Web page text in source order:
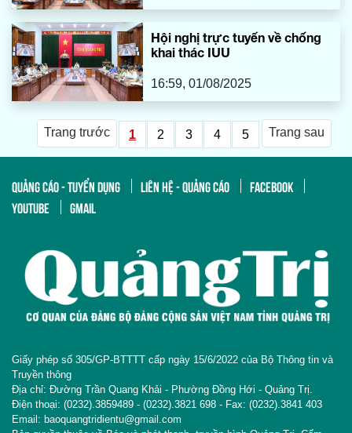
Hội nghị trực tuyến về chống
khai thác IUU
16:59, 01/08/2025
Trang trước 1 2 3 4 5 Trang sau
QUẢNG CÁO - TUYỂN DỤNG LIÊN HỆ - QUẢNG CÁO
FACEBOOK
YOUTUBE
GMAIL
Giấy phép số 305/GP-BTTTT cấp ngày 15/6/2022 của Bộ Thông tin và
Truyền thông
Địa chỉ: Đường Trần Quang Khải - Phường Đồng Hới - Quảng Trị.
Điện thoại: (0232).3859489 - (0232).3821 698 - Fax: (0232).3841 403
Email: baoquangtridientu@gmail.com